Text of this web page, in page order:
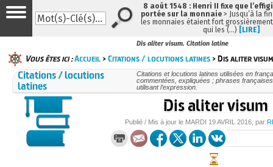
Dis aliter visum. Citation latine
Vous êtes ici :Accueil >Citations / locutions latines > Dis aliter visum
Citations / locutions
latines
Citations et locutions latines utilisées en
commentées, expliquées ; phrases
utilisant l’expression.
Dis aliter visum
Publié / Mis à jour le MARDI 19 AVRIL 2016 , par
8 août 1548 : Henri II fixe que
portée sur la monnaie > Jusqu’à la
les monnaies étaient fort
qui les (…) [LIRE]